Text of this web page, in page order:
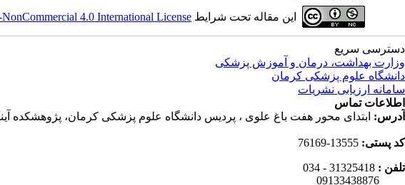
این مقاله تحت شرایط 4.0 International License
دسترسی سریع
وزارت بهداشت، درمان و آموزش پزشکی
دانشگاه علوم پزشکی کرمان
سامانه ارزیابی نشریات
اطلاعات تماس
آدرس: ابتدای محور هفت باغ علوی ، پردیس دانشگاه علوم پزشکی کرمان، پژوهشکده
کد پستی:
تلفن : 31325418 - 034